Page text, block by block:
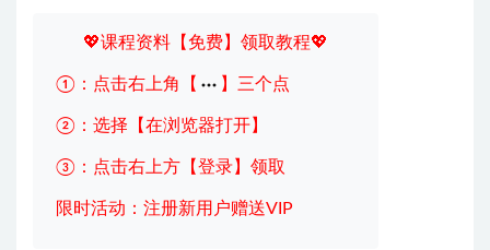
💖课程资料【免费】领取教程💖
①：点击右上角【 】三个点
②：选择【在浏览器打开】
③：点击右上方【登录】领取
限时活动：注册新用户赠送VIP